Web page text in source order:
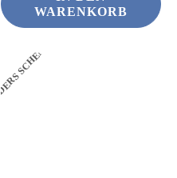
WARENKORB
ANDERS SCHENKEN